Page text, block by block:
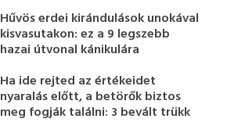
Hűvös erdei kirándulások unokával
kisvasutakon: ez a 9 legszebb
hazai útvonal kánikulára
Ha ide rejted az értékeidet
nyaralás előtt, a betörők biztos
meg fogják találni: 3 bevált trükk